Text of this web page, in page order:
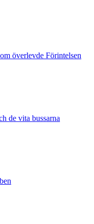
överlevde Förintelsen
de vita bussarna